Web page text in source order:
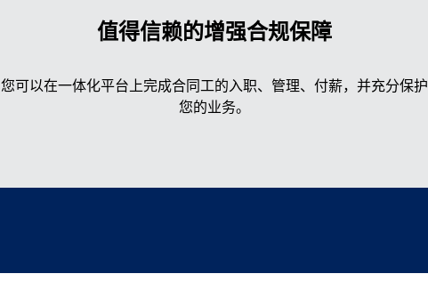
值得信赖的增强合规保障
您可以在一体化平台上完成合同工的入职、管理、付薪，并充分保护
您的业务。